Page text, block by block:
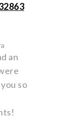
an
so